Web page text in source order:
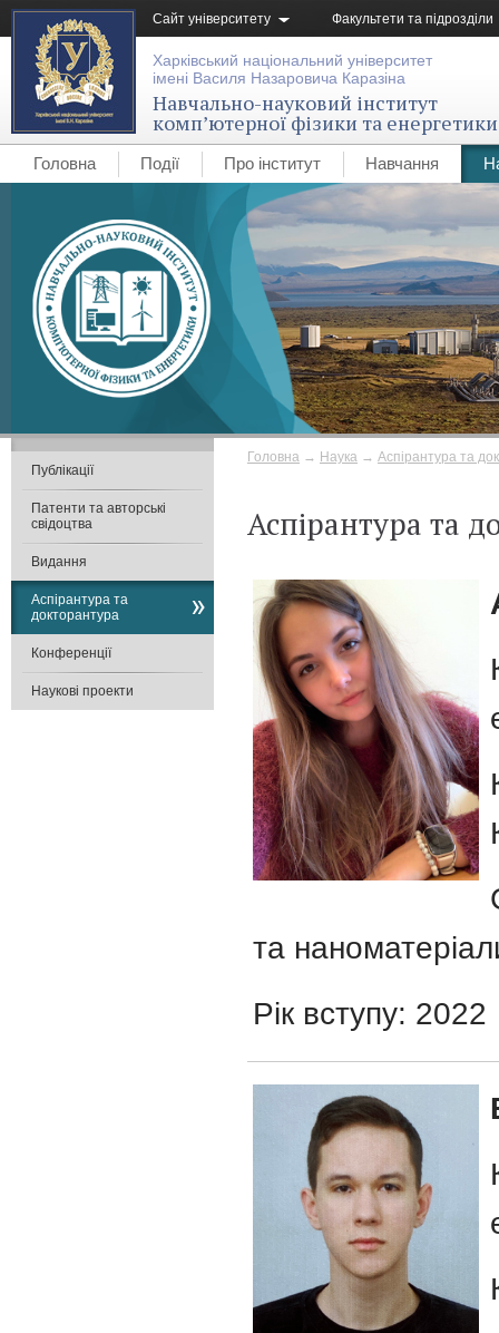
Сайт університету Факультети та підрозділи
Харківський національний університет
імені Василя Назаровича Каразіна
Навчально-науковий інститут
комп’ютерної фізики та енергетики
Головна Події Про інститут Навчання
Головна → Наука → Аспірантура та
Аспірантура та
та
Рік вступу: 2022
Публікації
Патенти та авторські
свідоцтва
Видання
Аспірантура та
докторантура
Конференції
Наукові проекти